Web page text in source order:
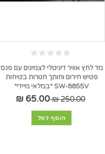
מד לחץ אוויר דיגיטלי לצמיגים עם פנס
פטיש חירום וחותך חגורות בטיחות
SW-8855V *במלאי מיידי*
250.00 ₪
65.00 ₪
הוסף לסל